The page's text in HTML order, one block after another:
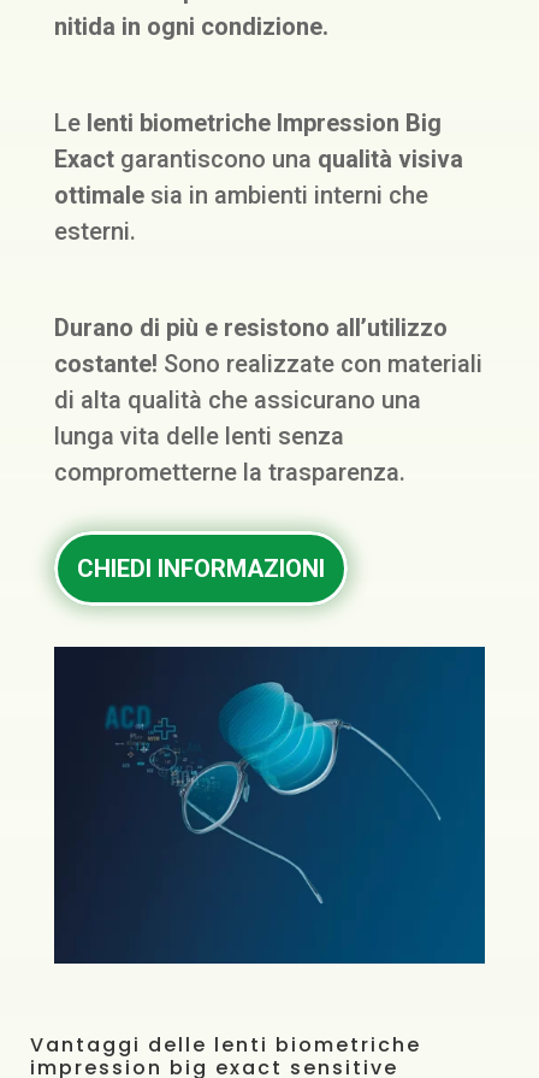
nitida in ogni condizione.
Le lenti biometriche Impression Big
Exact garantiscono una qualità visiva
ottimale sia in ambienti interni che
esterni.
Durano di più e resistono all’utilizzo
costante! Sono realizzate con materiali
di alta qualità che assicurano una
lunga vita delle lenti senza
comprometterne la trasparenza.
CHIEDI INFORMAZIONI
Vantaggi delle lenti biometriche
impression big exact sensitive